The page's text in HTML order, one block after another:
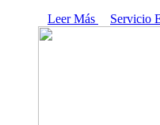
Leer Más
Servicio